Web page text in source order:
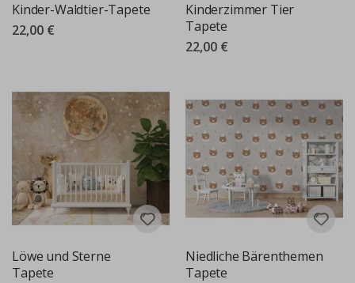
Kinder-Waldtier-Tapete
22,00 €
Kinderzimmer Tier
Tapete
22,00 €
Löwe und Sterne
Tapete
Niedliche Bärenthemen
Tapete